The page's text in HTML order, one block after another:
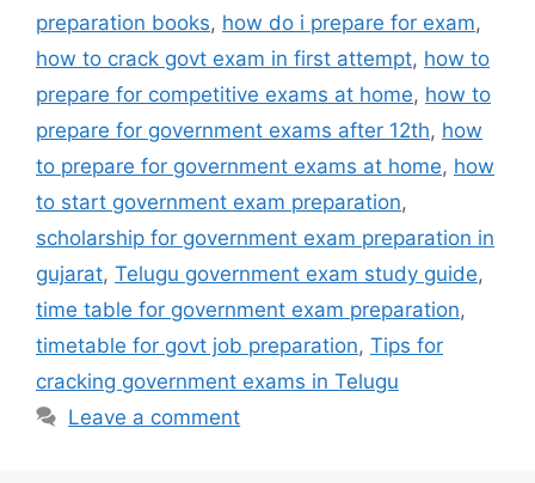
preparation books, how do i prepare for exam,
how to crack govt exam in first attempt, how to
prepare for competitive exams at home, how to
prepare for government exams after 12th, how
to prepare for government exams at home, how
to start government exam preparation,
scholarship for government exam preparation in
gujarat, Telugu government exam study guide,
time table for government exam preparation,
timetable for govt job preparation, Tips for
cracking government exams in Telugu
Leave a comment